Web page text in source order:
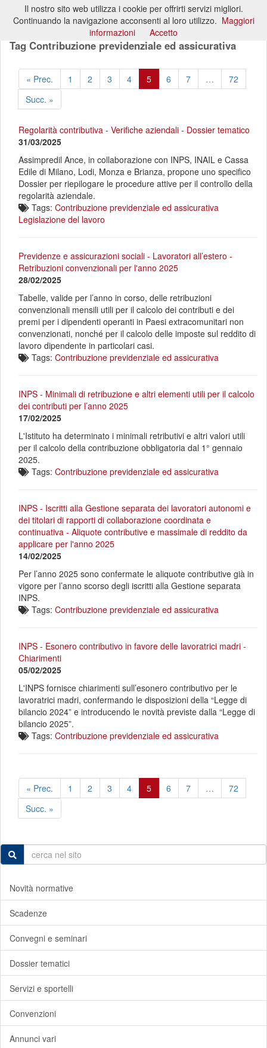
Tag Contribuzione previdenziale ed assicurativa
« Prec. 1 2 3 4 5 6 7 …
72
Succ. »
Regolarità contributiva - Verifiche aziendali - Dossier tematico
31/03/2025
Assimpredil Ance, in collaborazione con INPS, INAIL e Cassa
Edile di Milano, Lodi, Monza e Brianza, propone uno specifico
Dossier per riepilogare le procedure attive per il controllo della
regolarità aziendale.
Tags: Contribuzione previdenziale ed assicurativa
Legislazione del lavoro
Previdenze e assicurazioni sociali - Lavoratori all’estero -
Retribuzioni convenzionali per l'anno 2025
28/02/2025
Tabelle, valide per l’anno in corso, delle retribuzioni
convenzionali mensili utili per il calcolo dei contributi e dei
premi per i dipendenti operanti in Paesi extracomunitari non
convenzionati, nonché per il calcolo delle imposte sul reddito di
lavoro dipendente in particolari casi.
Tags: Contribuzione previdenziale ed assicurativa
INPS - Minimali di retribuzione e altri elementi utili per il calcolo
dei contributi per l’anno 2025
17/02/2025
L'Istituto ha determinato i minimali retributivi e altri valori utili
per il calcolo della contribuzione obbligatoria dal 1° gennaio
2025.
Tags: Contribuzione previdenziale ed assicurativa
INPS - Iscritti alla Gestione separata dei lavoratori autonomi e
dei titolari di rapporti di collaborazione coordinata e
continuativa - Aliquote contributive e massimale di reddito da
applicare per l'anno 2025
14/02/2025
Per l’anno 2025 sono confermate le aliquote contributive già in
vigore per l’anno scorso degli iscritti alla Gestione separata
INPS.
Tags: Contribuzione previdenziale ed assicurativa
INPS - Esonero contributivo in favore delle lavoratrici madri -
Chiarimenti
05/02/2025
L'INPS fornisce chiarimenti sull’esonero contributivo per le
lavoratrici madri, confermando le disposizioni della “Legge di
bilancio 2024” e introducendo le novità previste dalla “Legge di
bilancio 2025”.
Tags: Contribuzione previdenziale ed assicurativa
« Prec. 1 2 3 4 5 6 7 …
72
Succ. »
Novità normative
Scadenze
Convegni e seminari
Dossier tematici
Servizi e sportelli
Convenzioni
Annunci vari
Il nostro sito web utilizza i cookie per offrirti servizi migliori.
Continuando la navigazione acconsenti al loro utilizzo. Maggiori
informazioni
Accetto